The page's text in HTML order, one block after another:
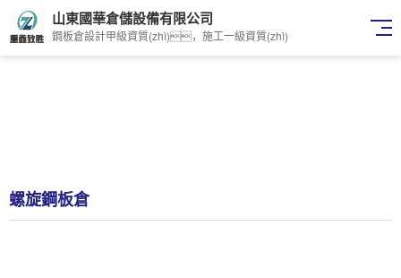
山東國華倉儲設備有限公司
鋼板倉設計甲級資質(zhì)，施工一級資質(zhì)
螺旋鋼板倉